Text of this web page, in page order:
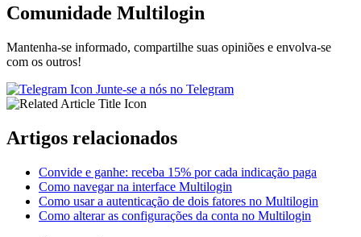
Comunidade Multilogin
Mantenha-se informado, compartilhe suas opiniões e envolva-se
com os outros!
Junte-se a nós no Telegram
Artigos relacionados
Convide e ganhe: receba 15% por cada indicação paga
Como navegar na interface Multilogin
Como usar a autenticação de dois fatores no Multilogin
Como alterar as configurações da conta no Multilogin